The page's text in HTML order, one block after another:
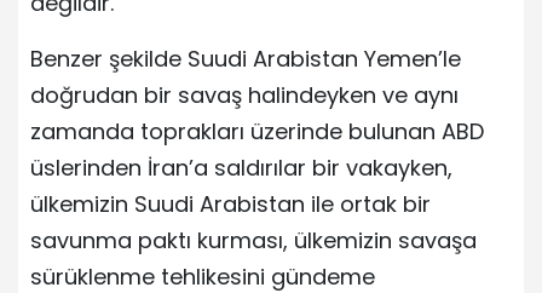
Benzer şekilde Suudi Arabistan Yemen’le
doğrudan bir savaş halindeyken ve aynı
zamanda toprakları üzerinde bulunan ABD
üslerinden İran’a saldırılar bir vakayken,
ülkemizin Suudi Arabistan ile ortak bir
savunma paktı kurması, ülkemizin savaşa
sürüklenme tehlikesini gündeme